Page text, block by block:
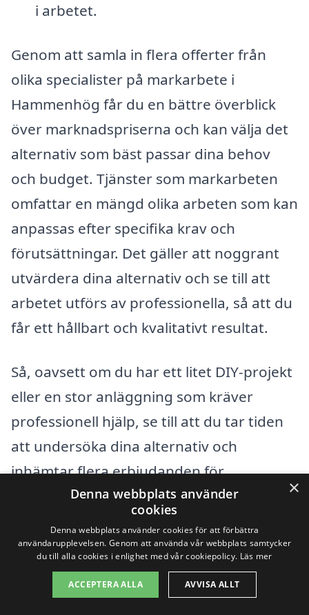
i arbetet.
Genom att samla in flera offerter från
olika specialister på markarbete i
Hammenhög får du en bättre överblick
över marknadspriserna och kan välja det
alternativ som bäst passar dina behov
och budget. Tjänster som markarbeten
omfattar en mängd olika arbeten som kan
anpassas efter specifika krav och
förutsättningar. Det gäller att noggrant
utvärdera dina alternativ och se till att
arbetet utförs av professionella, så att du
får ett hållbart och kvalitativt resultat.
Så, oavsett om du har ett litet DIY-projekt
eller en stor anläggning som kräver
professionell hjälp, se till att du tar tiden
att undersöka dina alternativ och
inhämtar flera erbjudanden för
markarbete i Hammenhög. På så sätt kan
du vara säker på att du får det bästa
priset för kvalitetstjänster som möter dina
×
Denna webbplats använder
cookies
Denna webbplats använder cookies för att förbättra
användarupplevelsen. Genom att använda vår webbplats samtycker
du till alla cookies i enlighet med vår cookiepolicy. Läs mer
ACCEPTERA ALLA AVVISA ALLT